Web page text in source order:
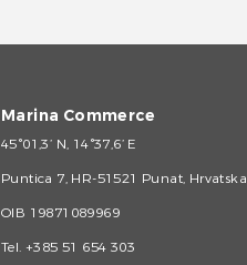
Marina Commerce
45°01,3’ N, 14°37,6’ E
Puntica 7, HR-51521 Punat, Hrvatska
OIB 19871089969
Tel. +385 51 654 303